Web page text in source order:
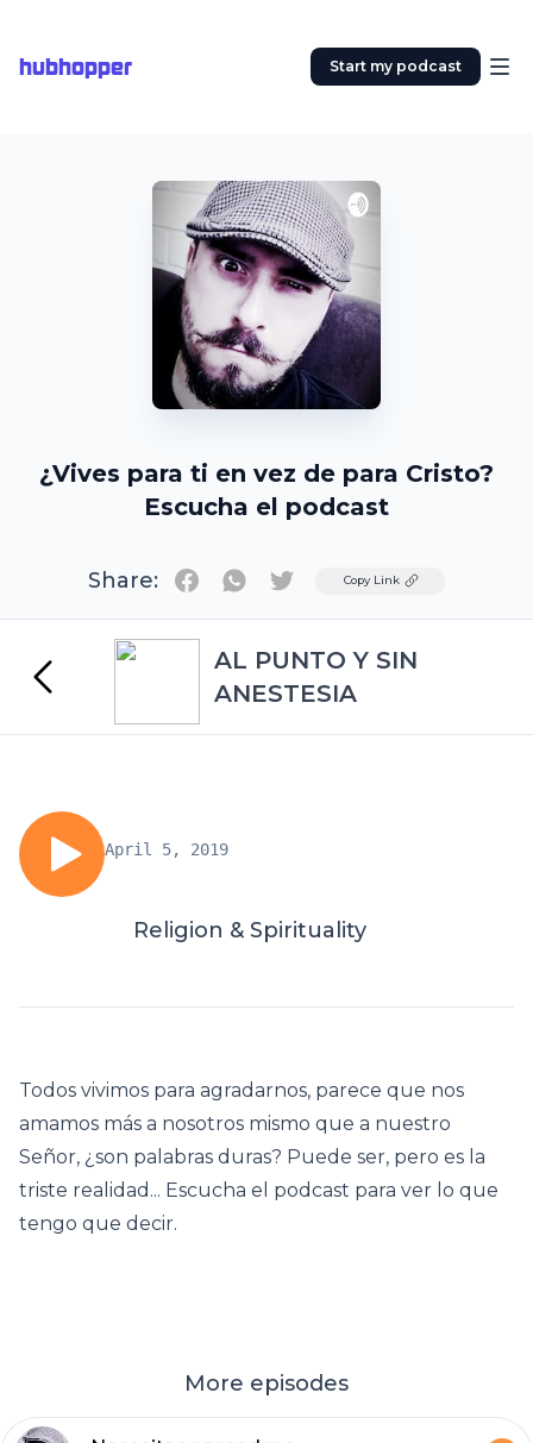
hubhopper Start my podcast
¿Vives para ti en vez de para Cristo?
Escucha el podcast
Share: TwitterCopy Link
AL PUNTO Y SIN
ANESTESIA
April 5, 2019
Religion & Spirituality
Todos vivimos para agradarnos, parece que nos
amamos más a nosotros mismo que a nuestro
Señor, ¿son palabras duras? Puede ser, pero es la
triste realidad... Escucha el podcast para ver lo que
tengo que decir.
More episodes